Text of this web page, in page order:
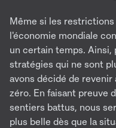
Même si les
l'économie mondiale
un certain temps. Ainsi,
stratégies qui ne sont
avons décidé de
zéro. En faisant preuve
sentiers battus, nous
plus belle dès que la